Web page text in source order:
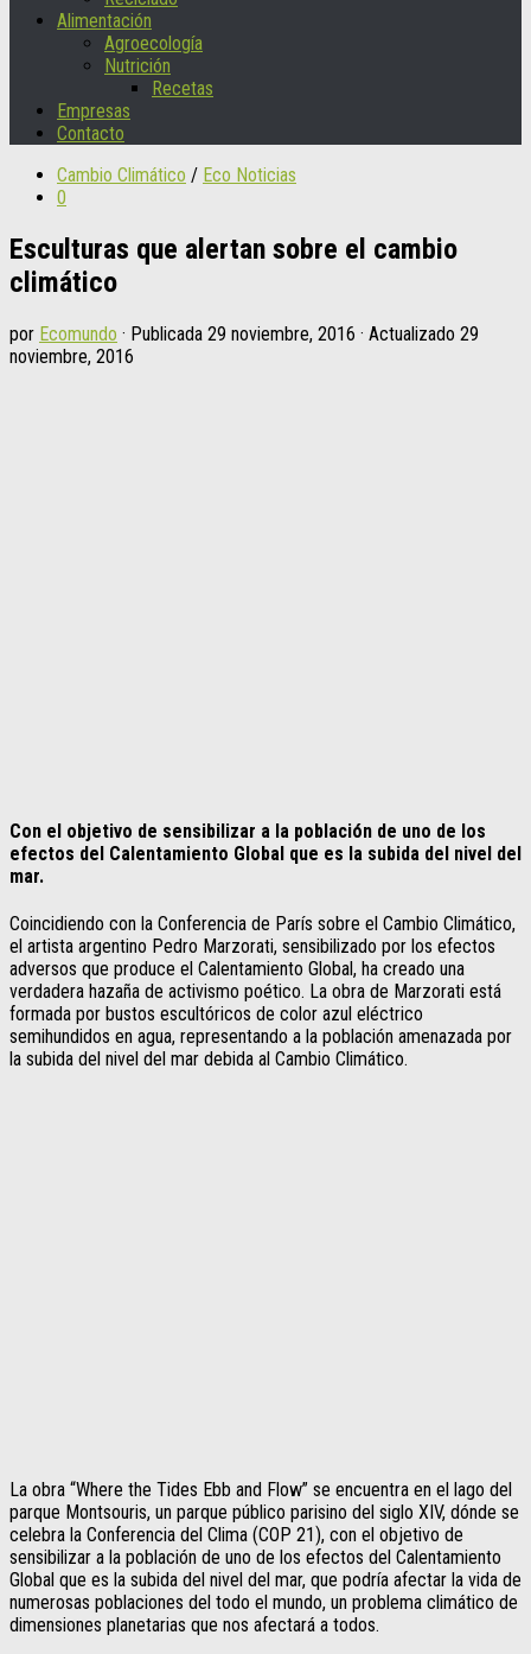
Alimentación
Agroecología
Nutrición
Recetas
Empresas
Contacto
Cambio Climático / Eco Noticias
0
Esculturas que alertan sobre el cambio
climático
por Ecomundo · Publicada 29 noviembre, 2016 · Actualizado 29
noviembre, 2016
Con el objetivo de sensibilizar a la población de uno de los
efectos del Calentamiento Global que es la subida del nivel del
mar.
Coincidiendo con la Conferencia de París sobre el Cambio Climático,
el artista argentino Pedro Marzorati, sensibilizado por los efectos
adversos que produce el Calentamiento Global, ha creado una
verdadera hazaña de activismo poético. La obra de Marzorati está
formada por bustos escultóricos de color azul eléctrico
semihundidos en agua, representando a la población amenazada por
la subida del nivel del mar debida al Cambio Climático.
La obra “Where the Tides Ebb and Flow” se encuentra en el lago del
parque Montsouris, un parque público parisino del siglo XIV, dónde se
celebra la Conferencia del Clima (COP 21), con el objetivo de
sensibilizar a la población de uno de los efectos del Calentamiento
Global que es la subida del nivel del mar, que podría afectar la vida de
numerosas poblaciones del todo el mundo, un problema climático de
dimensiones planetarias que nos afectará a todos.